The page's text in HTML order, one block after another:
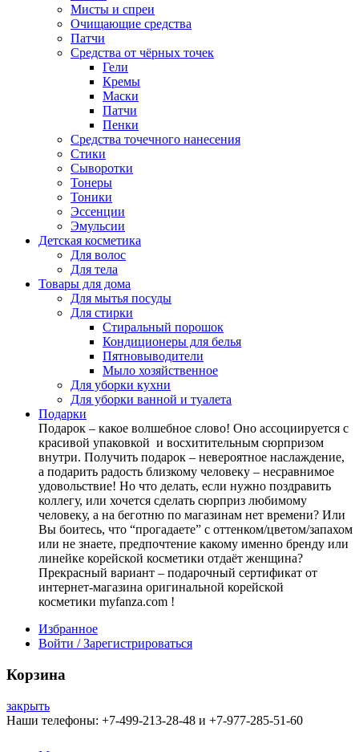
Мисты и спреи
Очищающие средства
Патчи
Средства от чёрных точек
Гели
Кремы
Маски
Патчи
Пенки
Средства точечного нанесения
Стики
Сыворотки
Тонеры
Тоники
Эссенции
Эмульсии
Детская косметика
Для волос
Для тела
Товары для дома
Для мытья посуды
Для стирки
Стиральный порошок
Кондиционеры для белья
Пятновыводители
Мыло хозяйственное
Для уборки кухни
Для уборки ванной и туалета
Подарки
Подарок – какое волшебное слово! Оно ассоциируется с
красивой упаковкой и восхитительным сюрпризом
внутри. Получить подарок – невероятное наслаждение,
а подарить радость близкому человеку – несравнимое
удовольствие! Но что делать, если нужно поздравить
коллегу, или хочется сделать сюрприз любимому
человеку, а на беготню по магазинам нет времени? Или
Вы боитесь, что “прогадаете” с оттенком/цветом/запахом
или не знаете, предпочтение какому именно бренду или
линейке корейской косметики отдаёт женщина?
Прекрасный вариант – подарочный сертификат от
интернет-магазина оригинальной корейской
косметики myfanza.com !
Избранное
Войти / Зарегистрироваться
Корзина
закрыть
Наши телефоны: +7-499-213-28-48 и +7-977-285-51-60